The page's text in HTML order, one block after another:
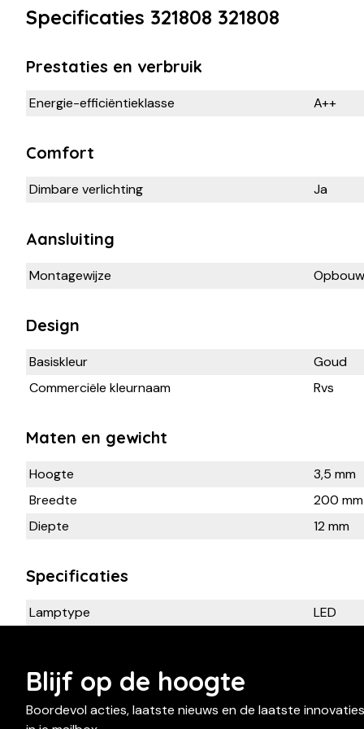
Specificaties 321808 321808
Prestaties en verbruik
Energie-efficiëntieklasse A++
Comfort
Dimbare verlichting Ja
Aansluiting
Montagewijze Opbouw
Design
Basiskleur
Goud
Commerciële kleurnaam
Rvs
Maten en gewicht
Hoogte
3,5 mm
Breedte
200 mm
Diepte
12 mm
Specificaties
Lamptype LED
Blijf op de hoogte
Boordevol acties, laatste nieuws en de laatste innovaties